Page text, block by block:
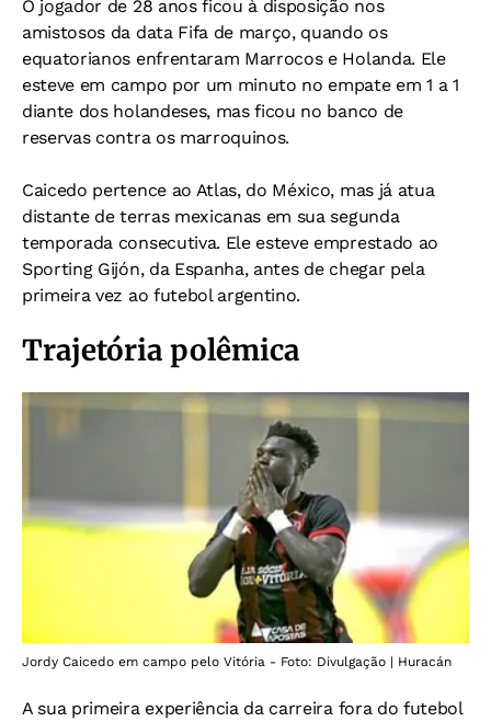
O jogador de 28 anos ficou à disposição nos
amistosos da data Fifa de março, quando os
equatorianos enfrentaram Marrocos e Holanda. Ele
esteve em campo por um minuto no empate em 1 a 1
diante dos holandeses, mas ficou no banco de
reservas contra os marroquinos.
Caicedo pertence ao Atlas, do México, mas já atua
distante de terras mexicanas em sua segunda
temporada consecutiva. Ele esteve emprestado ao
Sporting Gijón, da Espanha, antes de chegar pela
primeira vez ao futebol argentino.
Trajetória polêmica
Jordy Caicedo em campo pelo Vitória - Foto: Divulgação | Huracán
A sua primeira experiência da carreira fora do futebol